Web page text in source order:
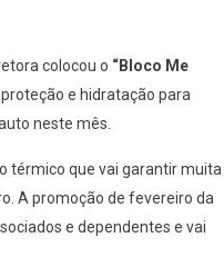
colocou o “Bloco Me
e hidratação para
neste mês.
térmico que vai garantir muita
A promoção de fevereiro da
e dependentes e vai